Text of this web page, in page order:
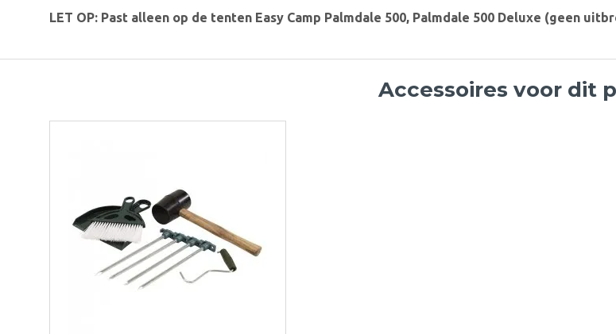
LET OP: Past alleen op de tenten Easy Camp Palmdale 500, Palmdale 500 Deluxe (geen
Accessoires voor dit